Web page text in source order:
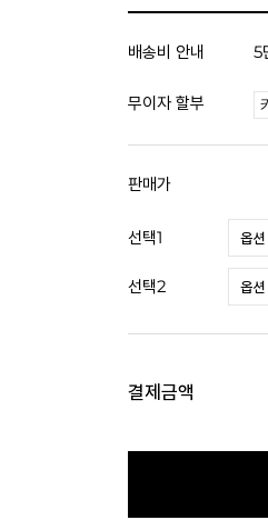
배송비 안내 5
무이자 할부
판매가
선택1
선택2
결제금액